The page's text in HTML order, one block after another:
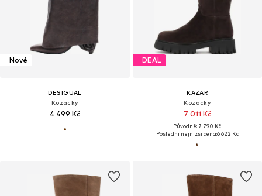
Nové
DESIGUAL
Kozačky
4 499 Kč
DEAL
KAZAR
Kozačky
7 011 Kč
Původně: 7 790 Kč
Poslední nejnižší cena:6 622 Kč